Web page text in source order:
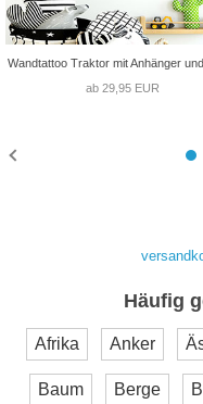
Wandtattoo Traktor mit Anhänger
ab 29,95 EUR
Häufig
Afrika Anker
Baum Berge